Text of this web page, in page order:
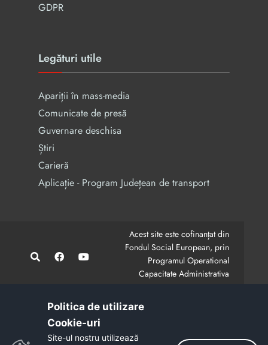
GDPR
Legături utile
Apariții în mass-media
Comunicate de presă
Guvernare deschisa
Știri
Carieră
Aplicație - Program Județean de transport
Acest site este cofinanțat din
Fondul Social European, prin
Programul Operational
Capacitate Administrativa
CodMySmis/Sipoca: 128880/652;
Conținutul acestui site web nu reprezintă în mod
obligatoriu poziția oficială a Uniunii Europene.
Politica de utilizare
Cookie-uri‎
Site-ul nostru utilizează